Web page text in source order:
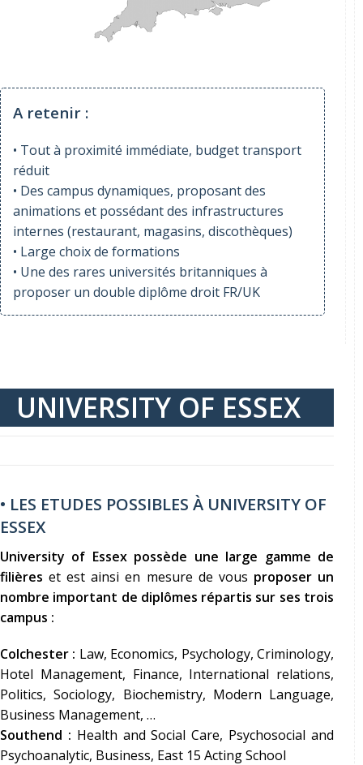
A retenir :
• Tout à proximité immédiate, budget transport
réduit
• Des campus dynamiques, proposant des
animations et possédant des infrastructures
internes (restaurant, magasins, discothèques)
• Large choix de formations
• Une des rares universités britanniques à
proposer un double diplôme droit FR/UK
UNIVERSITY OF ESSEX
• LES ETUDES POSSIBLES À UNIVERSITY OF
ESSEX
University of Essex possède une large gamme de
filières et est ainsi en mesure de vous proposer un
nombre important de diplômes répartis sur ses trois
campus :
Colchester : Law, Economics, Psychology, Criminology,
Hotel Management, Finance, International relations,
Politics, Sociology, Biochemistry, Modern Language,
Business Management, …
Southend : Health and Social Care, Psychosocial and
Psychoanalytic, Business, East 15 Acting School